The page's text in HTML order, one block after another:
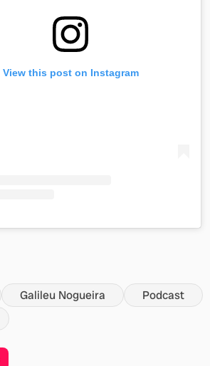
View this post on Instagram
Galileu Nogueira
Podcast